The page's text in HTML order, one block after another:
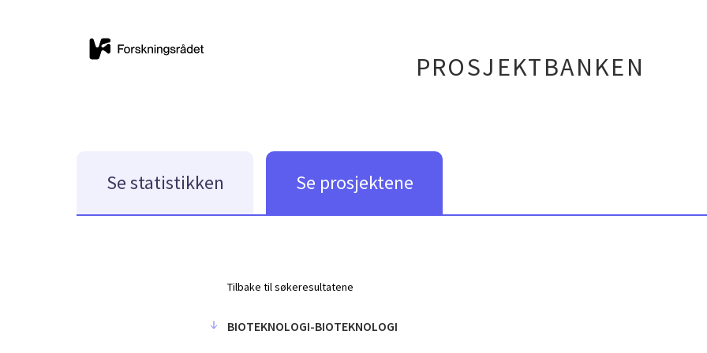
PROSJEKTBANKEN
Se statistikken Se prosjektene
Tilbake til søkeresultatene
BIOTEKNOLOGI-BIOTEKNOLOGI